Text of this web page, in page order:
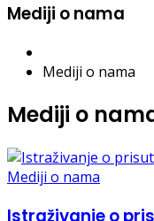
Mediji o nama
Mediji o nama
Mediji o
Mediji o nama
Istraživanje o